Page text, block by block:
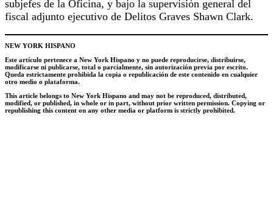
subjefes de la Oficina, y bajo la supervisión general del
fiscal adjunto ejecutivo de Delitos Graves Shawn Clark.
NEW YORK HISPANO
Este artículo pertenece a New York Hispano y no puede reproducirse, distribuirse,
modificarse ni publicarse, total o parcialmente, sin autorización previa por escrito.
Queda estrictamente prohibida la copia o republicación de este contenido en cualquier
otro medio o plataforma.
This article belongs to New York Hispano and may not be reproduced, distributed,
modified, or published, in whole or in part, without prior written permission. Copying or
republishing this content on any other media or platform is strictly prohibited.